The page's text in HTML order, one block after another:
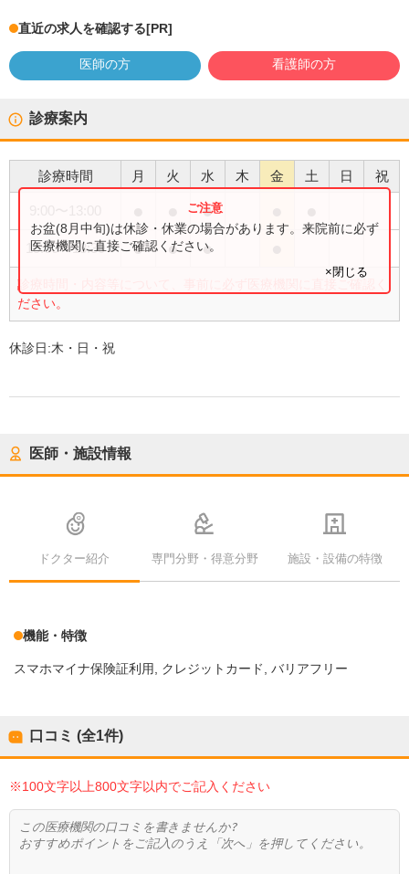
直近の求人を確認する[PR]
医師の方 看護師の方
診療案内
診療時間 月 火 水 木 金 土 日 祝
●
15:00〜18:30 ● ● ●
診療時間・内容等について、事前に必ず医療機関に直接ご確認く
ださい。
お盆(8月中旬)は休診・休業の場合があります。来院前に必ず
医療機関に直接ご確認ください。
×閉じる
休診日:木・日・祝
医師・施設情報
ドクター紹介 専門分野・得意分野 施設・設備の特徴
機能・特徴
スマホマイナ保険証利用 クレジットカード バリアフリー
口コミ (全1件)
※100文字以上800文字以内でご記入ください